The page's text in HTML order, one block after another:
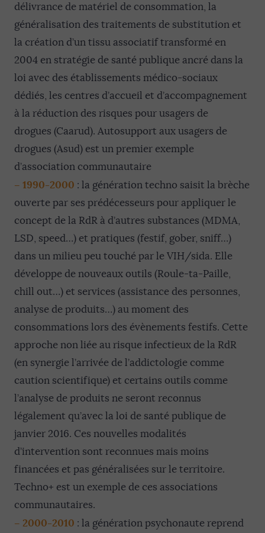
délivrance de matériel de consommation, la
généralisation des traitements de substitution et
la création d’un tissu associatif transformé en
2004 en stratégie de santé publique ancré dans la
loi avec des établissements médico-sociaux
dédiés, les centres d’accueil et d’accompagnement
à la réduction des risques pour usagers de
drogues (Caarud). Autosupport aux usagers de
drogues (Asud) est un premier exemple
d’association communautaire
– 1990-2000 : la génération techno saisit la brèche
ouverte par ses prédécesseurs pour appliquer le
concept de la RdR à d’autres substances (MDMA,
LSD, speed…) et pratiques (festif, gober, sniff…)
dans un milieu peu touché par le VIH/sida. Elle
développe de nouveaux outils (Roule-ta-Paille,
chill out…) et services (assistance des personnes,
analyse de produits…) au moment des
consommations lors des évènements festifs. Cette
approche non liée au risque infectieux de la RdR
(en synergie l’arrivée de l’addictologie comme
caution scientifique) et certains outils comme
l’analyse de produits ne seront reconnus
légalement qu’avec la loi de santé publique de
janvier 2016. Ces nouvelles modalités
d’intervention sont reconnues mais moins
financées et pas généralisées sur le territoire.
Techno+ est un exemple de ces associations
communautaires.
– 2000-2010 : la génération psychonaute reprend